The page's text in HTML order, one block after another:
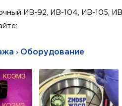
ИВ-92, ИВ-104, ИВ-105,
› Оборудование